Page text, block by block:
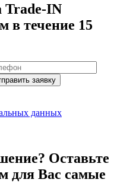
Trade-IN
в течение 15
заявку
данных
Оставьте
для Вас самые